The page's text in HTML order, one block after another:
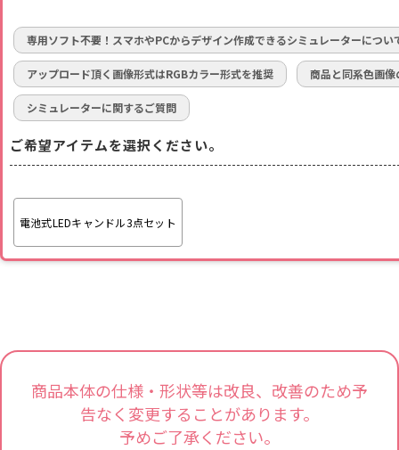
専用ソフト不要！スマホやPCからデザイン作成できるシミュレーターについ
アップロード頂く画像形式はRGBカラー形式を推奨 商品と同系色画
シミュレーターに関するご質問
ご希望アイテムを選択ください。
電池式LEDキャンドル3点セット
商品本体の仕様・形状等は改良、改善のため予
告なく変更することがあります。
予めご了承ください。